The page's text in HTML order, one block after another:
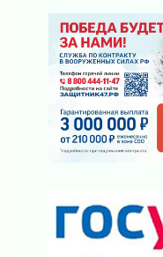
Комфортное
ожидается
30 июля 2026
Ладожский мост
закроют для
30 июля 2026
Волейболисты
представят
«Кубок
ветеранов СВО